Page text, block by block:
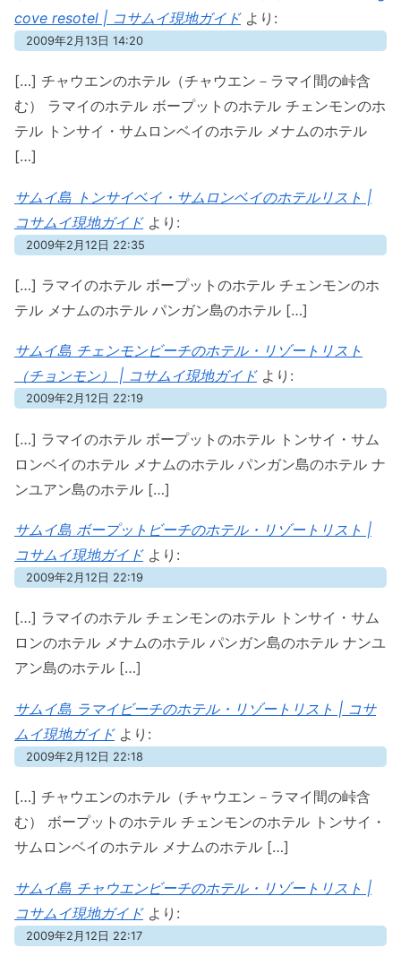
cove resotel | コサムイ現地ガイド より:
2009年2月13日 14:20
[…] チャウエンのホテル（チャウエン－ラマイ間の峠含
む） ラマイのホテル ボープットのホテル チェンモンのホ
テル トンサイ・サムロンベイのホテル メナムのホテル
[…]
サムイ島 トンサイベイ・サムロンベイのホテルリスト |
コサムイ現地ガイド より:
2009年2月12日 22:35
[…] ラマイのホテル ボープットのホテル チェンモンのホ
テル メナムのホテル パンガン島のホテル […]
サムイ島 チェンモンビーチのホテル・リゾートリスト
（チョンモン） | コサムイ現地ガイド より:
2009年2月12日 22:19
[…] ラマイのホテル ボープットのホテル トンサイ・サム
ロンベイのホテル メナムのホテル パンガン島のホテル ナ
ンユアン島のホテル […]
サムイ島 ボープットビーチのホテル・リゾートリスト |
コサムイ現地ガイド より:
2009年2月12日 22:19
[…] ラマイのホテル チェンモンのホテル トンサイ・サム
ロンのホテル メナムのホテル パンガン島のホテル ナンユ
アン島のホテル […]
サムイ島 ラマイビーチのホテル・リゾートリスト | コサ
ムイ現地ガイド より:
2009年2月12日 22:18
[…] チャウエンのホテル（チャウエン－ラマイ間の峠含
む） ボープットのホテル チェンモンのホテル トンサイ・
サムロンベイのホテル メナムのホテル […]
サムイ島 チャウエンビーチのホテル・リゾートリスト |
コサムイ現地ガイド より:
2009年2月12日 22:17